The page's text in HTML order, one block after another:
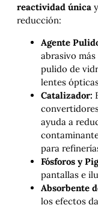
reactividad única
reducción:
Agente
abrasivo
pulido de
lentes
Catalizador:
ayuda a
para
Fósforos y
pantallas e
Absorbente
los efectos